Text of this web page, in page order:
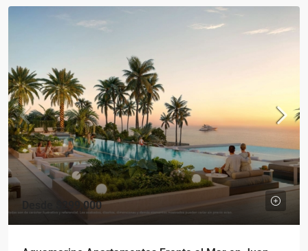
Desde $299,000